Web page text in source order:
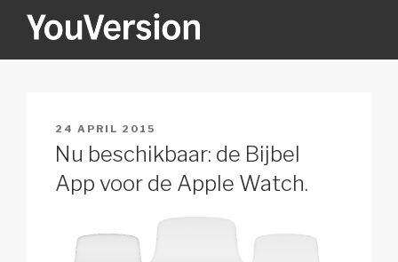
YOUVERSION
GEPLAATST
OP
24 APRIL 2015
Nu beschikbaar: de Bijbel
App voor de Apple Watch.